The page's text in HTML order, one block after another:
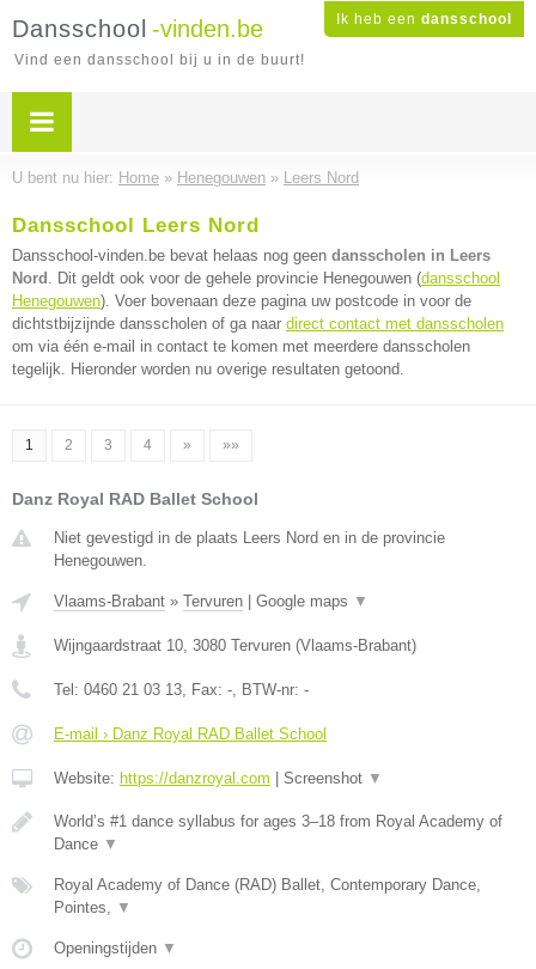
Ik heb een dansschool
Dansschool -vinden.be
Vind een dansschool bij u in de buurt!
U bent nu hier: Home » Henegouwen » Leers Nord
Dansschool Leers Nord
Dansschool-vinden.be bevat helaas nog geen dansscholen in Leers
Nord . Dit geldt ook voor de gehele provincie Henegouwen (dansschool
Henegouwen). Voer bovenaan deze pagina uw postcode in voor de
dichtstbijzijnde dansscholen of ga naar direct contact met dansscholen
om via één e-mail in contact te komen met meerdere dansscholen
tegelijk. Hieronder worden nu overige resultaten getoond.
1 2 3 4 » »»
Danz Royal RAD Ballet School
Niet gevestigd in de plaats Leers Nord en in de provincie
Henegouwen.
Vlaams-Brabant » Tervuren Google maps ▼
Wijngaardstraat 10, 3080 Tervuren (Vlaams-Brabant)
Tel: 0460 21 03 13, Fax: -, BTW-nr: -
E-mail › Danz Royal RAD Ballet School
Website: https://danzroyal.com Screenshot ▼
World’s #1 dance syllabus for ages 3–18 from Royal Academy of
Dance ▼
Royal Academy of Dance (RAD) Ballet, Contemporary Dance,
Pointes, ▼
Openingstijden ▼